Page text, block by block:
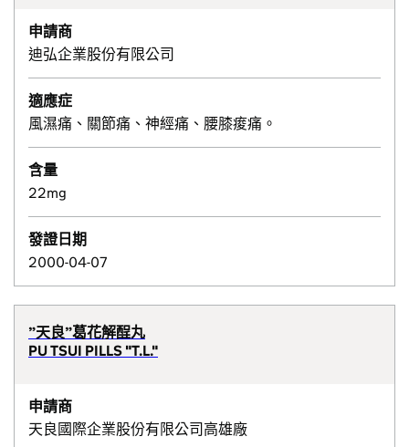
申請商
迪弘企業股份有限公司
適應症
風濕痛、關節痛、神經痛、腰膝痠痛。
含量
22mg
發證日期
2000-04-07
”天良”葛花解酲丸
PU TSUI PILLS "T.L."
申請商
天良國際企業股份有限公司高雄廠